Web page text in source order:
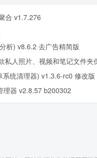
合 v1.7.276
析) v8.6.2 去广告精简版
私人照片、视频和笔记文件夹
统清理器) v1.3.6-rc0 修改版
理器 v2.8.57 b200302